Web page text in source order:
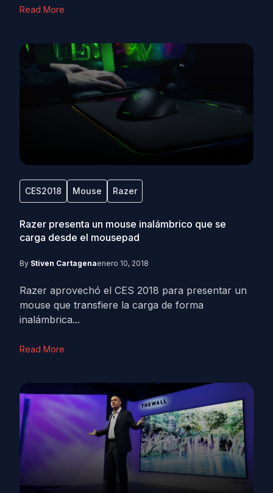
Read More
CES2018 Mouse Razer
Razer presenta un mouse inalámbrico que se
carga desde el mousepad
By Stiven Cartagenaenero 10, 2018
Razer aprovechó el CES 2018 para presentar un
mouse que transfiere la carga de forma
inalámbrica...
Read More